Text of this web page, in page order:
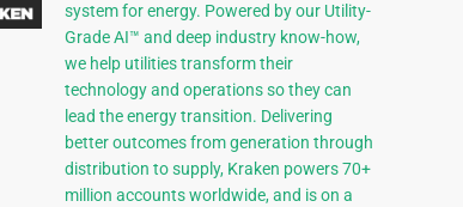
system for energy. Powered by our Utility-
Grade AI™ and deep industry know-how,
we help utilities transform their
technology and operations so they can
lead the energy transition. Delivering
better outcomes from generation through
distribution to supply, Kraken powers 70+
million accounts worldwide, and is on a